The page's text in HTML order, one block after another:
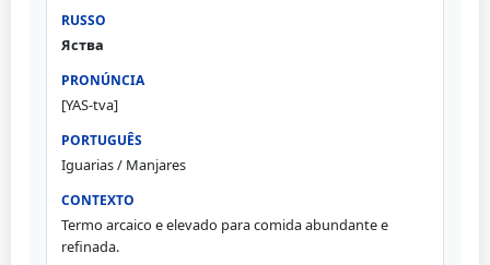
Яства
[YAS-tva]
Iguarias / Manjares
Termo arcaico e elevado para comida abundante e
refinada.